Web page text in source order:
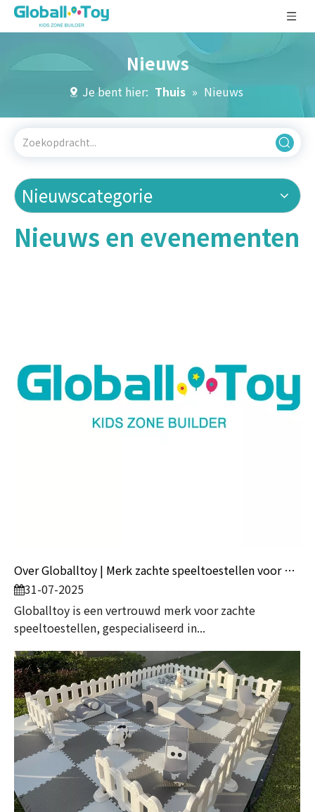
Nieuws
Je bent hier: Thuis » Nieuws
Nieuwscategorie
Nieuws en evenementen
Over Globalltoy | Merk zachte speeltoestellen voor kinderen
31-07-2025
Globalltoy is een vertrouwd merk voor zachte
speeltoestellen, gespecialiseerd in...